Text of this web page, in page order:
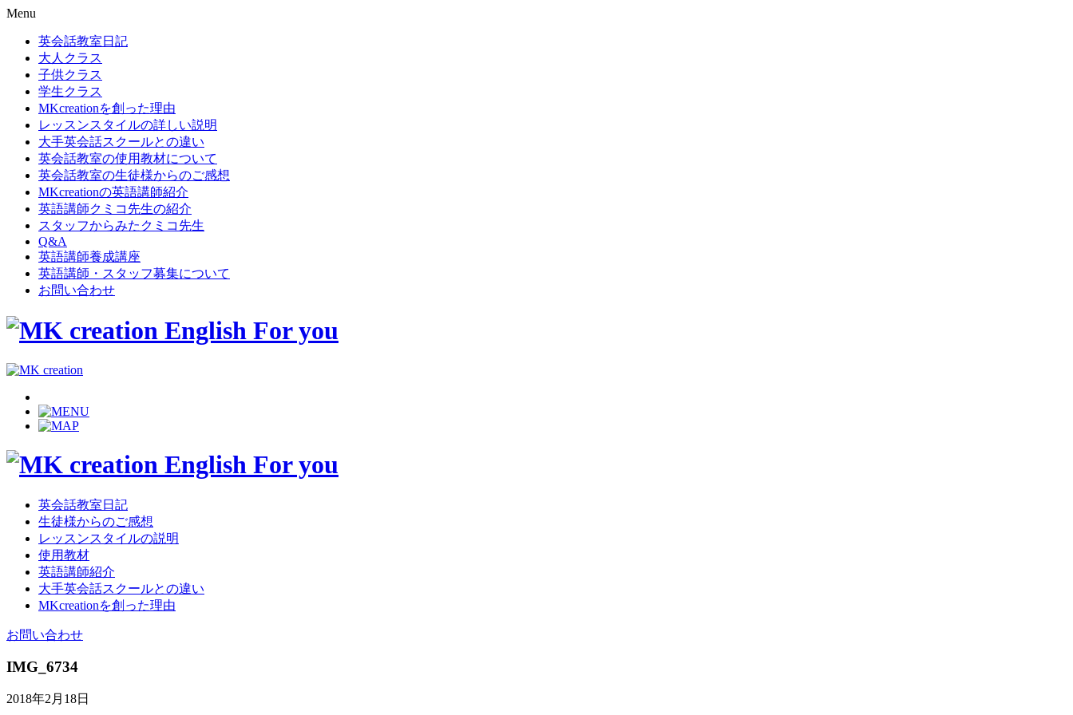
Menu
英会話教室日記
大人クラス
子供クラス
学生クラス
MKcreationを創った理由
レッスンスタイルの詳しい説明
大手英会話スクールとの違い
英会話教室の使用教材について
英会話教室の生徒様からのご感想
MKcreationの英語講師紹介
英語講師クミコ先生の紹介
スタッフからみたクミコ先生
Q&A
英語講師養成講座
英語講師・スタッフ募集について
お問い合わせ
英会話教室日記
生徒様からのご感想
レッスンスタイルの説明
使用教材
英語講師紹介
大手英会話スクールとの違い
MKcreationを創った理由
お問い合わせ
IMG_6734
2018年2月18日